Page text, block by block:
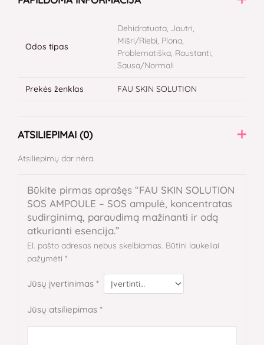
Odos tipas
Dehidratuota, Jautri,
Mišri/Riebi, Plona,
Problematiška, Raustanti,
Sausa/Normali
Prekės ženklas FAU SKIN SOLUTION
ATSILIEPIMAI (0)
Atsiliepimų dar nėra.
Būkite pirmas aprašęs “FAU SKIN SOLUTION
SOS AMPOULE – SOS ampulė, koncentratas
sudirginimą, paraudimą mažinanti ir odą
atkurianti esencija.”
El. pašto adresas nebus skelbiamas. Būtini laukeliai
pažymėti *
Jūsų įvertinimas *
Jūsų atsiliepimas *